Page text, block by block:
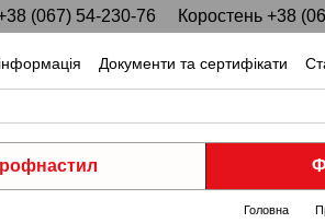
(067) 54-230-76 Коростень +38
Документи та сертифікати
Головна